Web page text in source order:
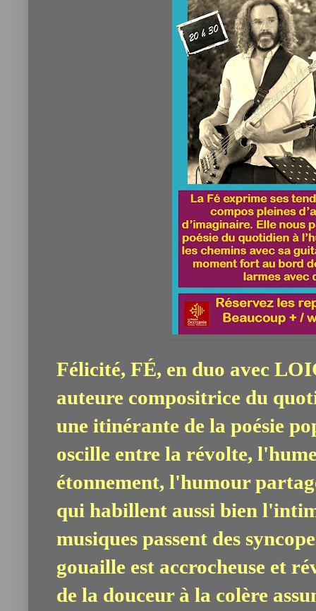
Félicité, FÉ, en duo avec
auteure compositrice du
une itinérante de la poésie
oscille entre la révolte,
étonnement, l'humour
qui habillent aussi bien
musiques passent des
gouaille est accrocheuse et
de la douceur à la colère